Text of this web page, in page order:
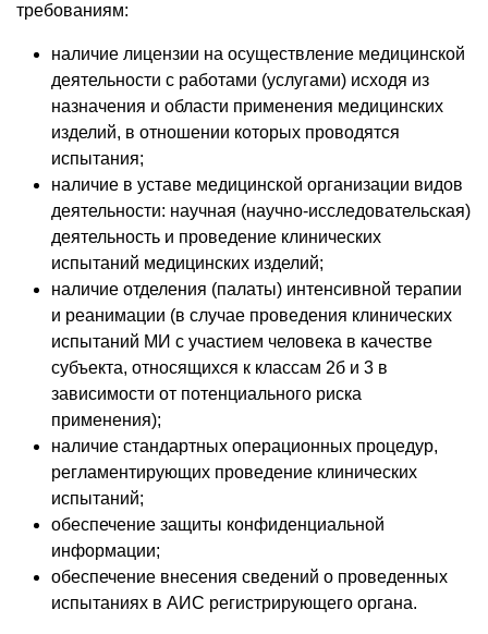
требованиям:
наличие лицензии на осуществление медицинской
деятельности с работами (услугами) исходя из
назначения и области применения медицинских
изделий, в отношении которых проводятся
испытания;
наличие в уставе медицинской организации видов
деятельности: научная (научно-исследовательская)
деятельность и проведение клинических
испытаний медицинских изделий;
наличие отделения (палаты) интенсивной терапии
и реанимации (в случае проведения клинических
испытаний МИ с участием человека в качестве
субъекта, относящихся к классам 2б и 3 в
зависимости от потенциального риска
применения);
наличие стандартных операционных процедур,
регламентирующих проведение клинических
испытаний;
обеспечение защиты конфиденциальной
информации;
обеспечение внесения сведений о проведенных
испытаниях в АИС регистрирующего органа.